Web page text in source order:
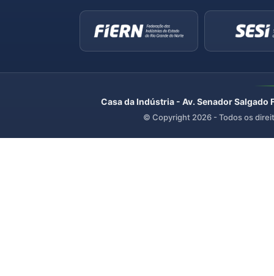
Casa da Indústria - Av. Senador
© Copyright 2026 - Todos os